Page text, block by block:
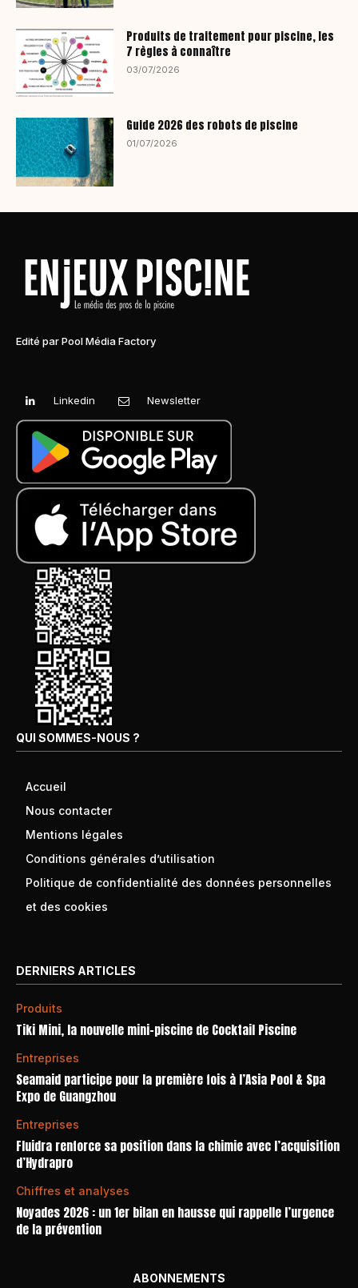
Produits de traitement pour piscine, les
7 règles à connaître
03/07/2026
Guide 2026 des robots de piscine
01/07/2026
Edité par Pool Média Factory
Linkedin Newsletter
QUI SOMMES-NOUS ?
Accueil
Nous contacter
Mentions légales
Conditions générales d’utilisation
Politique de confidentialité des données personnelles
et des cookies
DERNIERS ARTICLES
Produits
Tiki Mini, la nouvelle mini-piscine de Cocktail Piscine
Entreprises
Seamaid participe pour la première fois à l’Asia Pool & Spa
Expo de Guangzhou
Entreprises
Fluidra renforce sa position dans la chimie avec l’acquisition
d’Hydrapro
Chiffres et analyses
Noyades 2026 : un 1er bilan en hausse qui rappelle l’urgence
de la prévention
ABONNEMENTS